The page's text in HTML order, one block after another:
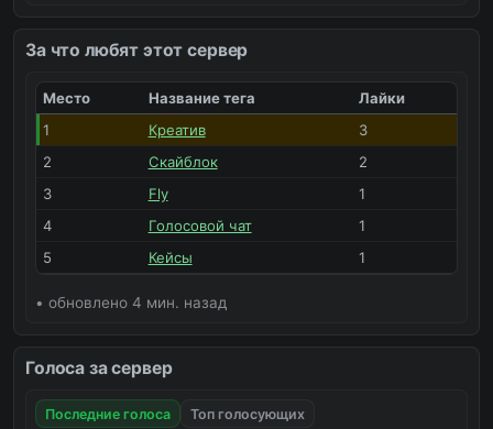
За что любят этот сервер
Место Название тега
Лайки
1
Креатив
3
2
Скайблок
2
3
Fly
1
4
Голосовой чат
1
5
Кейсы 1
• обновлено 4 мин. назад
Голоса за сервер
Последние голоса Топ голосующих